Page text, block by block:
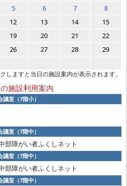
5 6 7
8
12 13 14
15
19 20 21
22
26 27 28
29
しますと当日の施設案内が表示されます。
施設利用案内
議室（7階小）
議室（7階中）
部障がい者ふくしネット
議室（7階中）
部障がい者ふくしネット
議室（7階中）